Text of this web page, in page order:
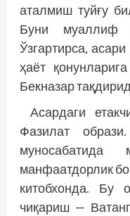
аталмиш туйғу
Буни муаллиф
Ўзгартирса,
ҳаёт
Бекназар
Асардаги
Фазилат
манфаатдорлик
китобхонда. Бу
чиқариш —